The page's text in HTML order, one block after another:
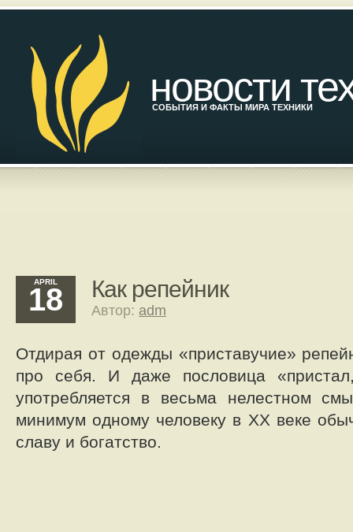
новости
СОБЫТИЯ И ФАКТЫ МИРА ТЕХНИКИ
APRIL
18 Как репейник
Автор: adm
Отдирая от одежды «приставучие»
про себя. И даже пословица
употребляется в весьма нелестном
минимум одному человеку в ХХ веке
славу и богатство.